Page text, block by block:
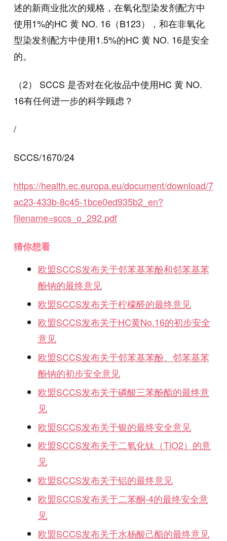
述的新商业批次的规格，在氧化型染发剂配方中
使用1%的HC 黄 NO. 16（B123），和在非氧化
型染发剂配方中使用1.5%的HC 黄 NO. 16是安全
的。
（2） SCCS 是否对在化妆品中使用HC 黄 NO.
16有任何进一步的科学顾虑？
/
SCCS/1670/24
https://health.ec.europa.eu/document/download/
ac23-433b-8c45-1bce0ed935b2_en?
filename=sccs_o_292.pdf
猜你想看
欧盟SCCS发布关于邻苯基苯酚和邻苯基苯
酚钠的最终意见
欧盟SCCS发布关于柠檬醛的最终意见
欧盟SCCS发布关于HC黄No.16的初步安全
意见
欧盟SCCS发布关于邻苯基苯酚、邻苯基苯
酚钠的初步安全意见
欧盟SCCS发布关于磷酸三苯酚酯的最终意
见
欧盟SCCS发布关于银的最终安全意见
欧盟SCCS发布关于二氧化钛（TiO2）的意
见
欧盟SCCS发布关于铝的最终意见
欧盟SCCS发布关于二苯酮-4的最终安全意
见
欧盟SCCS发布关于水杨酸己酯的最终意见